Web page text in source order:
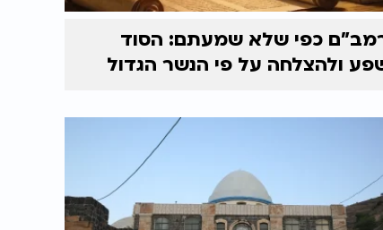
כפי שלא שמעתם: הסוד
ולהצלחה על פי הנשר הגדול